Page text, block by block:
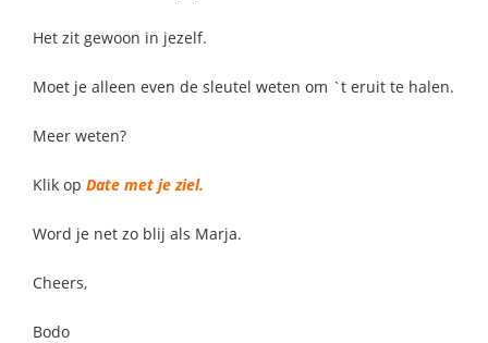
Het zit gewoon in jezelf.
Moet je alleen even de sleutel weten om `t eruit te halen.
Meer weten?
Klik op Date met je ziel.
Word je net zo blij als Marja.
Cheers,
Bodo